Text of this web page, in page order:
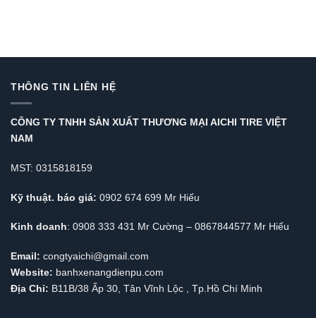
THÔNG TIN LIÊN HỆ
CÔNG TY TNHH SẢN XUẤT THƯƠNG MẠI AICHI TIRE VIỆT
NAM
MST: 0315818159
Kỹ thuật. báo giá: 0902 674 699 Mr Hiếu
Kinh doanh: 0908 333 431 Mr Cường – 0867844577 Mr Hiếu
Email: congtyaichi@gmail.com
Website: banhxenangdienpu.com
Địa Chỉ: B11B/38 Ấp 30, Tân Vĩnh Lộc , Tp.Hồ Chí Minh